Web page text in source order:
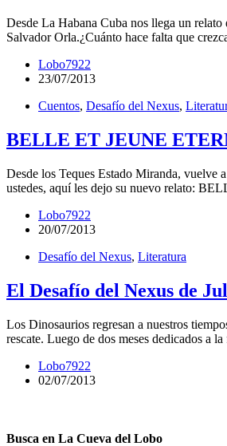
Desde La Habana Cuba nos llega un
Salvador Orla.¿Cuánto hace falta que
Lobo7922
23/07/2013
Cuentos, Desafío del Nexus,
BELLE ET JEUNE
Desde los Teques Estado Miranda, vuelve
ustedes, aquí les dejo su nuevo relato:
Lobo7922
20/07/2013
Desafío del Nexus, Literatura
El Desafío del Nexus de
Los Dinosaurios regresan a nuestros
rescate. Luego de dos meses dedicados a
Lobo7922
02/07/2013
Busca en La Cueva del Lobo